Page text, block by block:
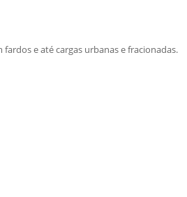
e até cargas urbanas e fracionadas.